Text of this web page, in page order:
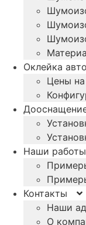
Оклейка
Цены на
Наши работы
Контакты
Наши
О